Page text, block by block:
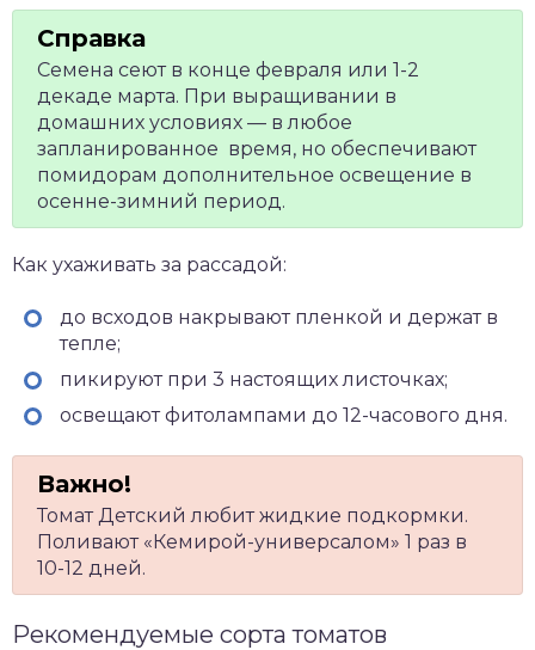
Семена сеют в конце февраля или 1-2
декаде марта. При выращивании в
домашних условиях — в любое
запланированное время, но обеспечивают
помидорам дополнительное освещение в
осенне-зимний период.
Как ухаживать за рассадой:
до всходов накрывают пленкой и держат в
тепле;
пикируют при 3 настоящих листочках;
освещают фитолампами до 12-часового дня.
Томат Детский любит жидкие подкормки.
Поливают «Кемирой-универсалом» 1 раз в
10-12 дней.
Рекомендуемые сорта томатов